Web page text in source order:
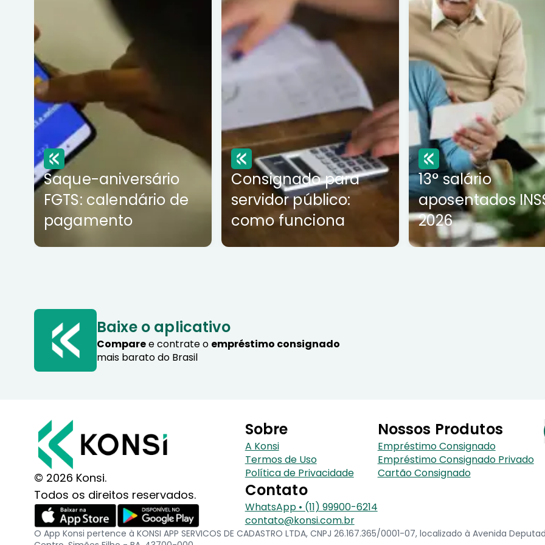
Saque-aniversário
FGTS: calendário de
pagamento
Consignado para
servidor público:
como funciona
13° salário
aposentados
2026
Baixe o aplicativo
Comparee contrate o empréstimo consignado
mais barato do Brasil
© 2026 Konsi.
Todos os direitos reservados.
Sobre
A Konsi
Termos de Uso
Política de Privacidade
Contato
WhatsApp • (11) 99900-6214
contato@konsi.com.br
Nossos Produtos
Empréstimo Consignado
Empréstimo Consignado Privado
Cartão Consignado
O App Konsi pertence à KONSI APP SERVICOS DE CADASTRO LTDA, CNPJ 26.167.365/0001-07, localizado à Avenida